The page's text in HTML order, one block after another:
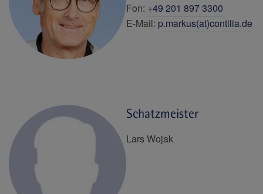
Fon: +49 201 897 3300
E-Mail: p.markus(at)contilia.de
Schatzmeister
Lars Wojak